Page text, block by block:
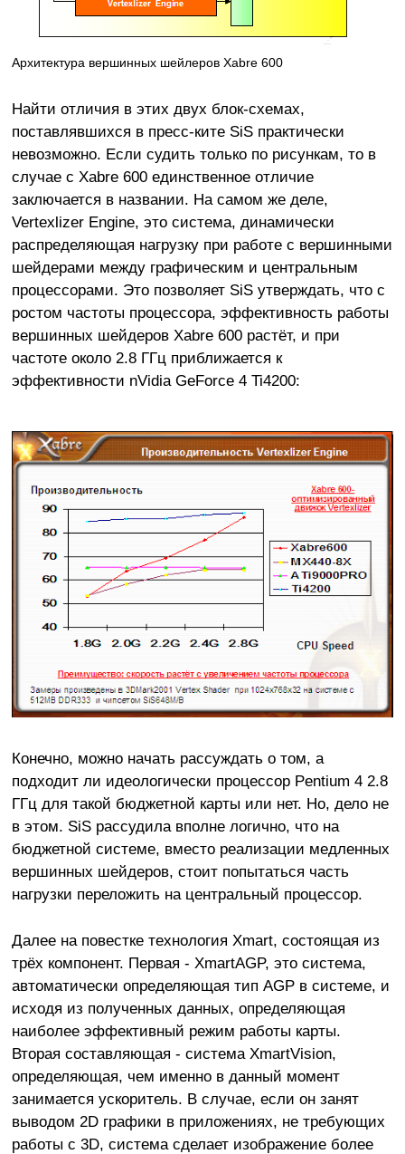
Архитектура вершинных шейлеров Xabre 600
Найти отличия в этих двух блок-схемах,
поставлявшихся в пресс-ките SiS практически
невозможно. Если судить только по рисункам, то в
случае с Xabre 600 единственное отличие
заключается в названии. На самом же деле,
Vertexlizer Engine, это система, динамически
распределяющая нагрузку при работе с вершинными
шейдерами между графическим и центральным
процессорами. Это позволяет SiS утверждать, что с
ростом частоты процессора, эффективность работы
вершинных шейдеров Xabre 600 растёт, и при
частоте около 2.8 ГГц приближается к
эффективности nVidia GeForce 4 Ti4200:
Конечно, можно начать рассуждать о том, а
подходит ли идеологически процессор Pentium 4 2.8
ГГц для такой бюджетной карты или нет. Но, дело не
в этом. SiS рассудила вполне логично, что на
бюджетной системе, вместо реализации медленных
вершинных шейдеров, стоит попытаться часть
нагрузки переложить на центральный процессор.
Далее на повестке технология Xmart, состоящая из
трёх компонент. Первая - XmartAGP, это система,
автоматически определяющая тип AGP в системе, и
исходя из полученных данных, определяющая
наиболее эффективный режим работы карты.
Вторая составляющая - система XmartVision,
определяющая, чем именно в данный момент
занимается ускоритель. В случае, если он занят
выводом 2D графики в приложениях, не требующих
работы с 3D, система сделает изображение более